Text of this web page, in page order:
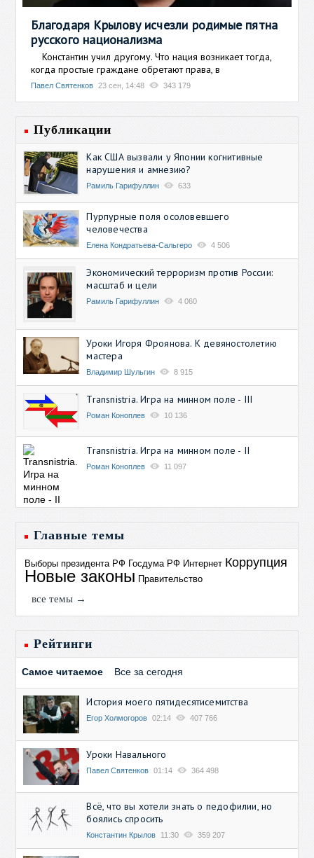
Благодаря Крылову исчезли родимые пятна
русского национализма
Константин учил другому. Что нация возникает тогда,
когда простые граждане обретают права, в
Павел Святенков 23 сен, 14:48 343 179
Публикации
Как США вызвали у Японии когнитивные
нарушения и амнезию?
Рамиль Гарифуллин 633
Пурпурные поля осоловевшего
человечества
Елена Кондратьева-Сальгеро 4 506
Экономический терроризм против России:
масштаб и цели
Рамиль Гарифуллин 4 060
Уроки Игоря Фроянова. К девяностолетию
мастера
Владимир Шульгин 8 915
Transnistria. Игра на минном поле - III
Роман Коноплев 10 136
Transnistria. Игра на минном поле - II
Роман Коноплев 11 097
Главные темы
Выборы президента РФ Госдума РФ Интернет Коррупция
Новые законы Правительство
все темы →
Рейтинги
Самое читаемое Все за сегодня
История моего пятидесятисемитства
Егор Холмогоров 02:14 407 766
Уроки Навального
Павел Святенков 01:14 364 498
Всё, что вы хотели знать о педофилии, но
боялись спросить
Константин Крылов 11:30 359 207